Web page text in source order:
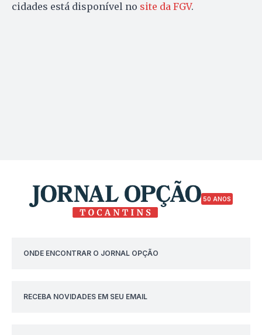
cidades está disponível no site da FGV.
50 ANOS
ONDE ENCONTRAR O JORNAL OPÇÃO
RECEBA NOVIDADES EM SEU EMAIL